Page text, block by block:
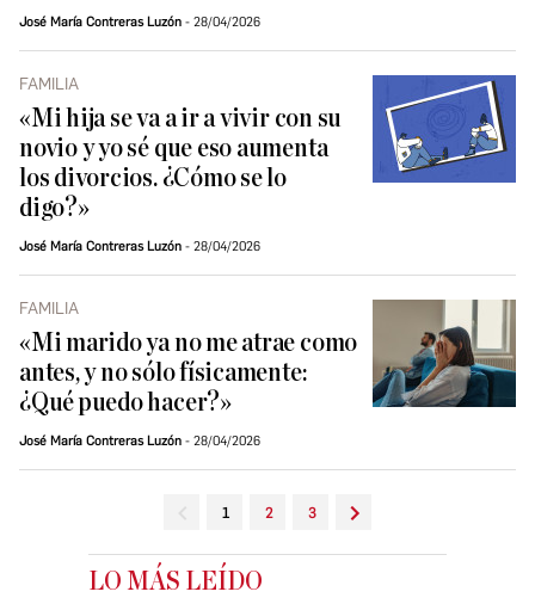
José María Contreras Luzón 28/04/2026
FAMILIA
«Mi hija se va a ir a vivir con su
novio y yo sé que eso aumenta
los divorcios. ¿Cómo se lo
digo?»
José María Contreras Luzón 28/04/2026
FAMILIA
«Mi marido ya no me atrae como
antes, y no sólo físicamente:
¿Qué puedo hacer?»
José María Contreras Luzón 28/04/2026
1 2 3
LO MÁS LEÍDO